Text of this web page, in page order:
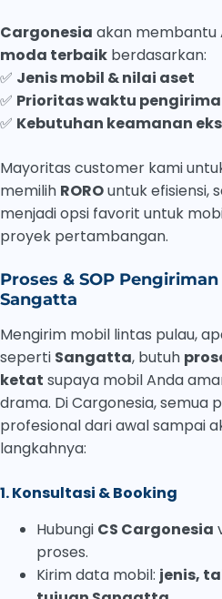
Cargonesia akan membantu
moda terbaik berdasarkan:
✅ Jenis mobil & nilai aset
✅ Prioritas waktu
✅ Kebutuhan keamanan
Mayoritas customer kami
memilih ROROuntuk efisiensi,
menjadi opsi favorit untuk
proyek pertambangan.
Proses & SOP
Sangatta
Mengirim mobil lintas pulau,
seperti Sangatta, butuh
ketat supaya mobil Anda
drama. Di Cargonesia, semua
profesional dari awal sampai
langkahnya:
1. Konsultasi & Booking
Hubungi CS Cargonesia
proses.
Kirim data mobil: jenis,